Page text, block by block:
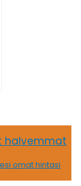
halvemmat
omat hintasi